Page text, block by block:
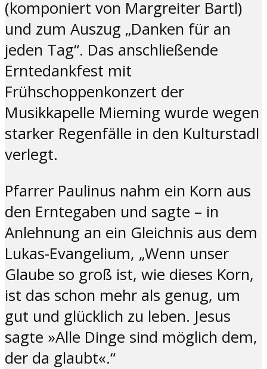
(komponiert von Margreiter Bartl)
und zum Auszug „Danken für an
jeden Tag“. Das anschließende
Erntedankfest mit
Frühschoppenkonzert der
Musikkapelle Mieming wurde wegen
starker Regenfälle in den Kulturstadl
verlegt.
Pfarrer Paulinus nahm ein Korn aus
den Erntegaben und sagte – in
Anlehnung an ein Gleichnis aus dem
Lukas-Evangelium, „Wenn unser
Glaube so groß ist, wie dieses Korn,
ist das schon mehr als genug, um
gut und glücklich zu leben. Jesus
sagte »Alle Dinge sind möglich dem,
der da glaubt«.“